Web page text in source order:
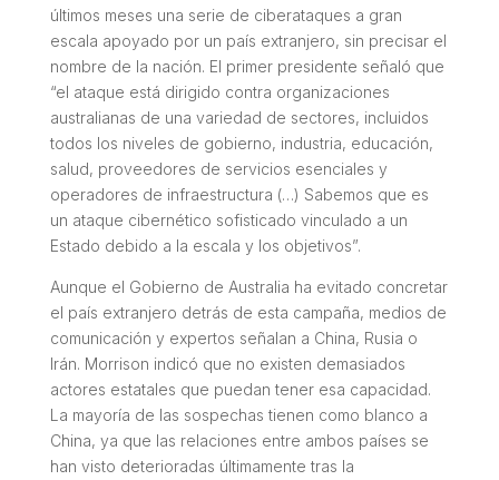
últimos meses una serie de ciberataques a gran
escala apoyado por un país extranjero, sin precisar el
nombre de la nación. El primer presidente señaló que
“el ataque está dirigido contra organizaciones
australianas de una variedad de sectores, incluidos
todos los niveles de gobierno, industria, educación,
salud, proveedores de servicios esenciales y
operadores de infraestructura (…) Sabemos que es
un ataque cibernético sofisticado vinculado a un
Estado debido a la escala y los objetivos”.
Aunque el Gobierno de Australia ha evitado concretar
el país extranjero detrás de esta campaña, medios de
comunicación y expertos señalan a China, Rusia o
Irán. Morrison indicó que no existen demasiados
actores estatales que puedan tener esa capacidad.
La mayoría de las sospechas tienen como blanco a
China, ya que las relaciones entre ambos países se
han visto deterioradas últimamente tras la